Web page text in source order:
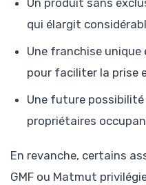
Un produit sans
qui élargit
Une franchise unique
pour faciliter la prise
Une future possibilité
propriétaires
En revanche, certains
GMF ou Matmut